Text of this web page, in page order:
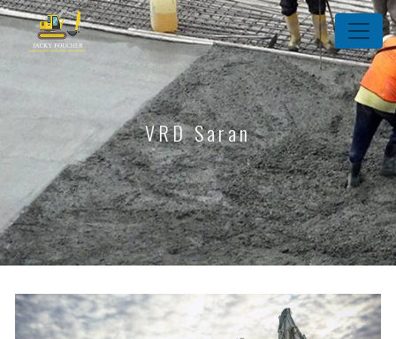
Panneau de gestion des cookies
VRD Saran